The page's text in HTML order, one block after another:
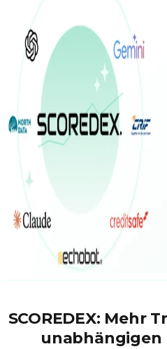
SCOREDEX: Mehr
unabhängigen